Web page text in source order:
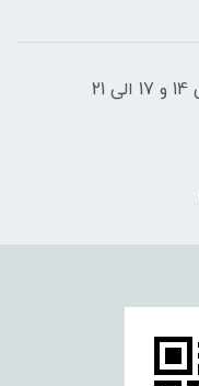
شنبه تا پنج شنبه از ساعت 9 صبح الی 14 و 17 الی 21